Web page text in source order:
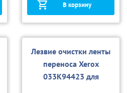
В корзину
Лезвие очистки ленты
переноса Xerox
033K94423 для